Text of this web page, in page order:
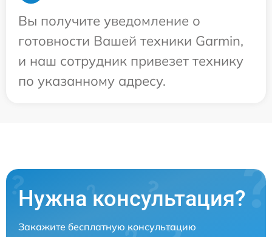
Вы получите уведомление о
готовности Вашей техники Garmin,
и наш сотрудник привезет технику
по указанному адресу.
Нужна консультация?
Закажите бесплатную консультацию